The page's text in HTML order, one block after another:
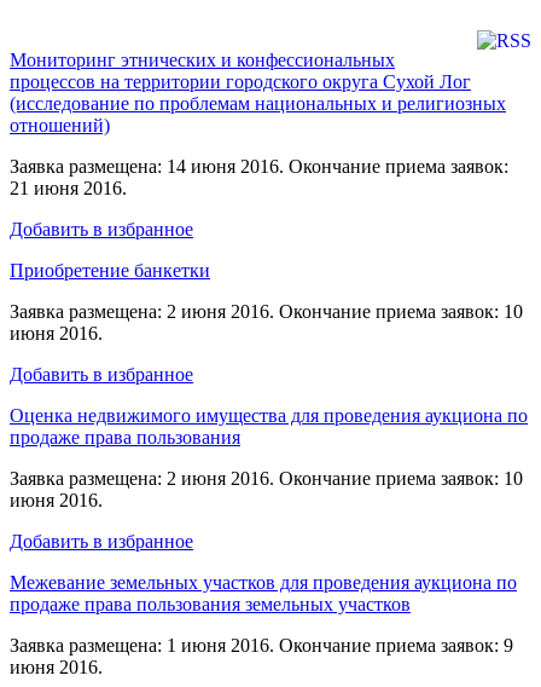
Мониторинг этнических и конфессиональных
процессов на территории городского округа Сухой Лог
(исследование по проблемам национальных и религиозных
отношений)
Заявка размещена: 14 июня 2016. Окончание приема заявок:
21 июня 2016.
Добавить в избранное
Приобретение банкетки
Заявка размещена: 2 июня 2016. Окончание приема заявок: 10
июня 2016.
Добавить в избранное
Оценка недвижимого имущества для проведения аукциона по
продаже права пользования
Заявка размещена: 2 июня 2016. Окончание приема заявок: 10
июня 2016.
Добавить в избранное
Межевание земельных участков для проведения аукциона по
продаже права пользования земельных участков
Заявка размещена: 1 июня 2016. Окончание приема заявок: 9
июня 2016.